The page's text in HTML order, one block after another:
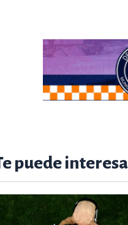
puede